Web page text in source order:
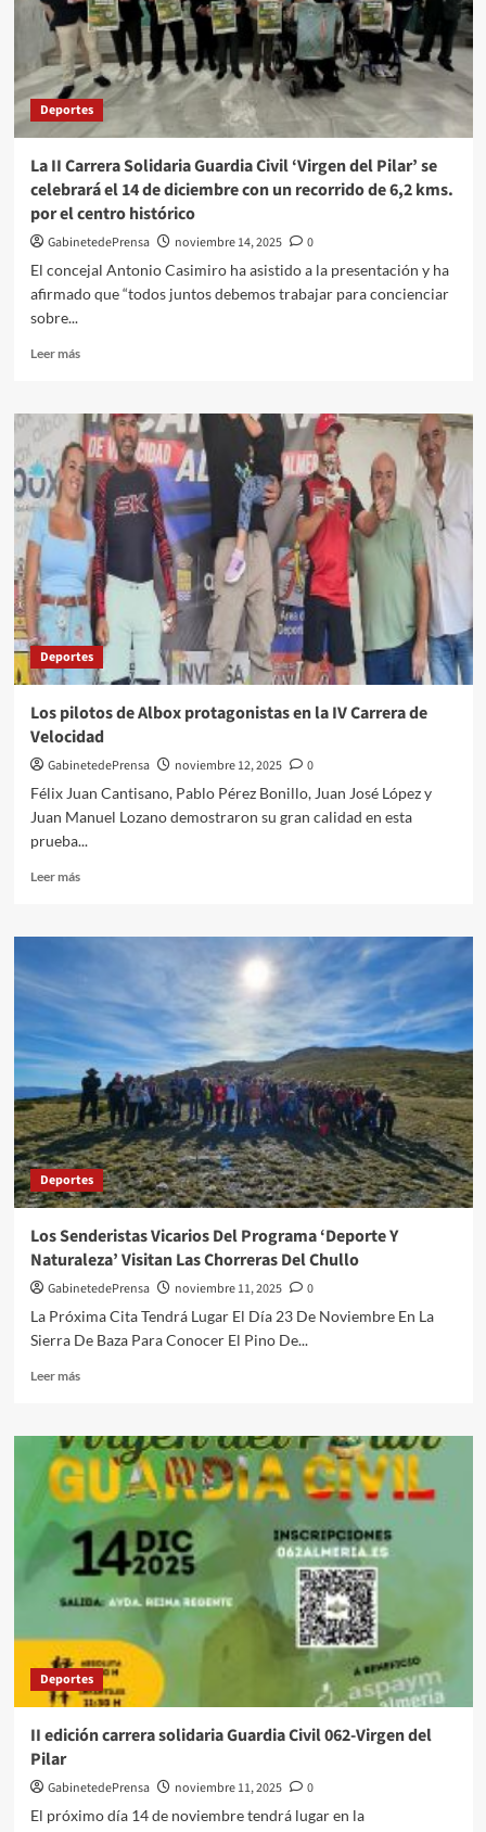
Duchenne,
en
una
edición
histórica
con
610
Deportes
La II Carrera Solidaria Guardia Civil ‘Virgen del Pilar’ se
celebrará el 14 de diciembre con un recorrido de 6,2 kms.
por el centro histórico
GabinetedePrensa noviembre 14, 2025
0
El concejal Antonio Casimiro ha asistido a la presentación y ha
afirmado que “todos juntos debemos trabajar para concienciar
sobre...
Leer másLeer
La
II
Carrera
Solidaria
Guardia
Civil
‘Virgen
del
Pilar’
se
celebrará
el
14
de
con
un
recorrido
6,2
kms.
por
centro
Deportes
Los pilotos de Albox protagonistas en la IV Carrera de
Velocidad
GabinetedePrensa noviembre 12, 2025
0
Félix Juan Cantisano, Pablo Pérez Bonillo, Juan José López y
Juan Manuel Lozano demostraron su gran calidad en esta
prueba...
Leer másLeer
Los
protagonistas
en
la
IV
Carrera
de
Velocidad
Deportes
Los Senderistas Vicarios Del Programa ‘Deporte Y
Naturaleza’ Visitan Las Chorreras Del Chullo
GabinetedePrensa noviembre 11, 2025
0
La Próxima Cita Tendrá Lugar El Día 23 De Noviembre En La
Sierra De Baza Para Conocer El Pino De...
Leer másLeer
Los
Senderistas
Vicarios
Del
Programa
‘Deporte
Naturaleza’
Visitan
Chorreras
Del
Chullo
Deportes
II edición carrera solidaria Guardia Civil 062-Virgen del
Pilar
GabinetedePrensa noviembre 11, 2025
0
El próximo día 14 de noviembre tendrá lugar en la